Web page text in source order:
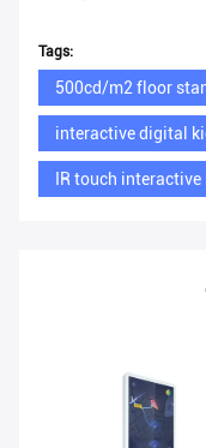
Tags:
500cd/m2 floor
interactive digital
IR touch